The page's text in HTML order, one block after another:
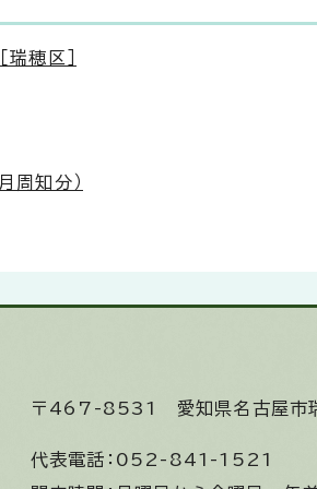
穂区］
周知分）
〒467-8531 愛知県名古屋
代表電話： 052-841-1521